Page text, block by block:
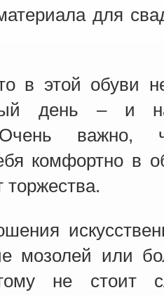
для
в этой обуви
день – и
важно,
комфортно в
торжества.
мозолей или
не стоит